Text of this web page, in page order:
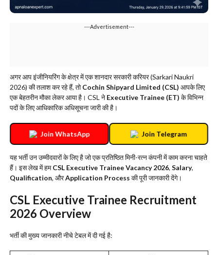
---Advertisement---
अगर आप इंजीनियरिंग के क्षेत्र में एक शानदार सरकारी करियर (Sarkari Naukri
2026) की तलाश कर रहे हैं, तोCochin Shipyard Limited (CSL) आपके लिए
एक बेहतरीन मौका लेकर आया है। CSL ने Executive Trainee (ET) के विभिन्न
पदों के लिए आधिकारिक अधिसूचना जारी की है।
Join WhatsApp Join Telegram
​यह भर्ती उन उम्मीदवारों के लिए है जो एक प्रतिष्ठित मिनी-रत्न कंपनी में काम करना चाहते
हैं। इस लेख में हमCSL Executive Trainee Vacancy 2026, Salary,
Qualification, औरApplication Process की पूरी जानकारी देंगे।
​CSL Executive Trainee Recruitment
2026 Overview
​भर्ती की मुख्य जानकारी नीचे टेबल में दी गई है: